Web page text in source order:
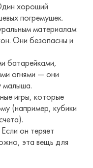
хороший
погремушек.
материалам:
Они безопасны и
батарейками,
огнями — они
малыша.
игры, которые
(например, кубики
он теряет
эта вещь для